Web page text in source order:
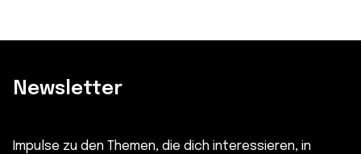
Newsletter
Impulse zu den Themen, die dich interessieren, in